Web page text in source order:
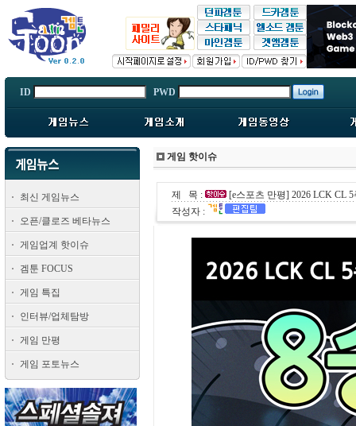
ID PWD
최신 게임뉴스
오픈/클로즈 베타뉴스
게임업계 핫이슈
겜툰 FOCUS
게임 특집
인터뷰/업체탐방
게임 만평
게임 포토뉴스
게임 핫이슈
제 목 :
[e스포츠 만평] 2026 LCK CL 5
작성자 :